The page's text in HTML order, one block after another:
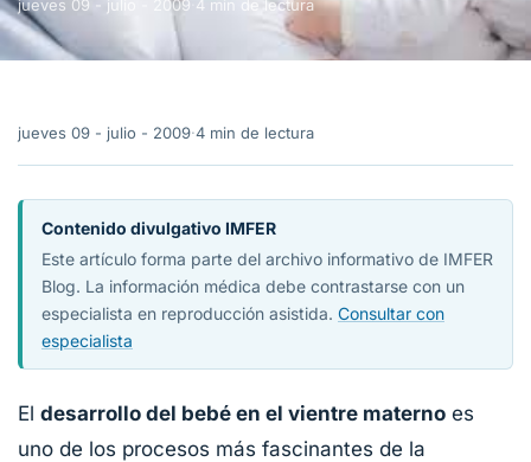
jueves 09 - julio - 2009 4 min de lectura
jueves 09 - julio - 2009·4 min de lectura
Contenido divulgativo IMFER
Este artículo forma parte del archivo informativo de IMFER
Blog. La información médica debe contrastarse con un
especialista en reproducción asistida. Consultar con
especialista
El desarrollo del bebé en el vientre materno es
uno de los procesos más fascinantes de la